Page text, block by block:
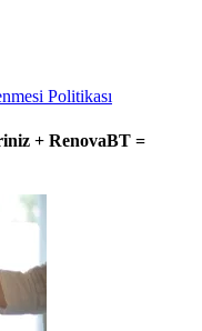
Politikası
+ RenovaBT =